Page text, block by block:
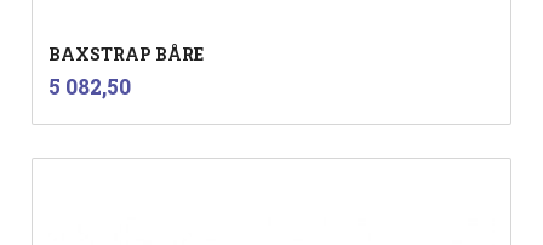
BAXSTRAP BÅRE
Pris
5 082,50